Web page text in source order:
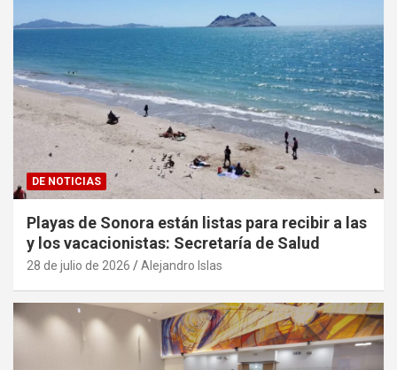
DE NOTICIAS
Playas de Sonora están listas para recibir a las
y los vacacionistas: Secretaría de Salud
28 de julio de 2026 Alejandro Islas